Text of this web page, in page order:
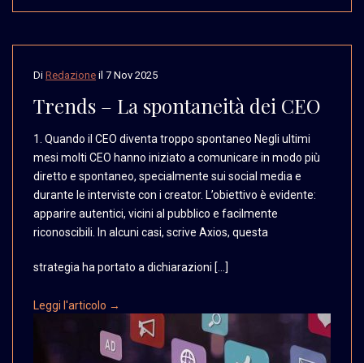
Di Redazione il 7 Nov 2025
Trends – La spontaneità dei CEO
1. Quando il CEO diventa troppo spontaneo Negli ultimi
mesi molti CEO hanno iniziato a comunicare in modo più
diretto e spontaneo, specialmente sui social media e
durante le interviste con i creator. L’obiettivo è evidente:
apparire autentici, vicini al pubblico e facilmente
riconoscibili. In alcuni casi, scrive Axios, questa
strategia ha portato a dichiarazioni […]
Leggi l'articolo →